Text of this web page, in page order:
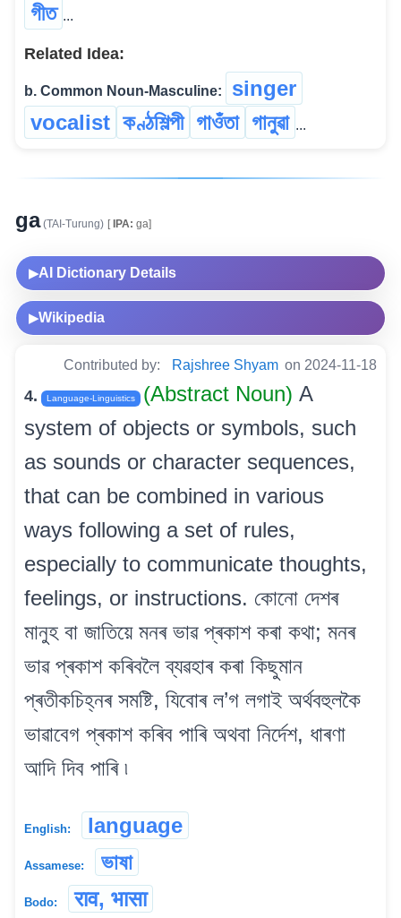
গীত ...
Related Idea:
b. Common Noun-Masculine:
singer
vocalist কণ্ঠশিল্পী গাওঁতা গানুৱা ...
ga(TAI-Turung) [IPA: ga]
▶AI Dictionary Details
▶Wikipedia
Contributed by: Rajshree Shyam on 2024-11-18
4. Language-Linguistics (Abstract Noun) A
system of objects or symbols, such
as sounds or character sequences,
that can be combined in various
ways following a set of rules,
especially to communicate thoughts,
feelings, or instructions. কোনো দেশৰ
মানুহ বা জাতিয়ে মনৰ ভাৱ প্ৰকাশ কৰা কথা; মনৰ
ভাৱ প্ৰকাশ কৰিবলৈ ব্যৱহাৰ কৰা কিছুমান
প্ৰতীকচিহ্নৰ সমষ্টি, যিবোৰ ল’গ লগাই অৰ্থবহুলকৈ
ভাৱাবেগ প্ৰকাশ কৰিব পাৰি অথবা নিৰ্দেশ, ধাৰণা
আদি দিব পাৰি ৷
English: language
Assamese: ভাষা
Bodo: राव, भासा